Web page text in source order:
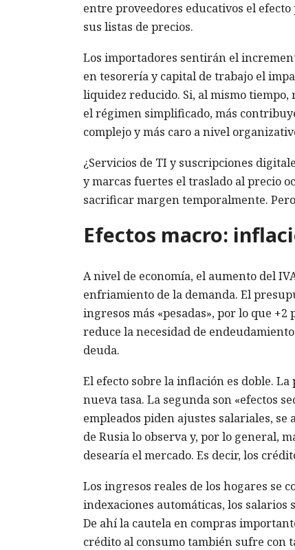
entre proveedores educativos el
sus listas de precios.
Los importadores sentirán el
en tesorería y capital de trabajo el
liquidez reducido. Si, al mismo
el régimen simplificado, más
complejo y más caro a nivel
¿Servicios de TI y suscripciones
y marcas fuertes el traslado al precio
sacrificar margen temporalmente.
Efectos macro:
A nivel de economía, el aumento del
enfriamiento de la demanda. El
ingresos más «pesadas», por lo que
reduce la necesidad de
deuda.
El efecto sobre la inflación es doble.
nueva tasa. La segunda son «efectos
empleados piden ajustes salariales,
de Rusia lo observa y, por lo general,
desearía el mercado. Es decir, los
Los ingresos reales de los hogares se
indexaciones automáticas, los
De ahí la cautela en compras
crédito al consumo también sufre con